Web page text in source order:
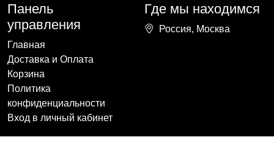
Панель
управления
Главная
Доставка и Оплата
Корзина
Политика
конфиденциальности
Вход в личный кабинет
Где мы находимся
Россия, Москва